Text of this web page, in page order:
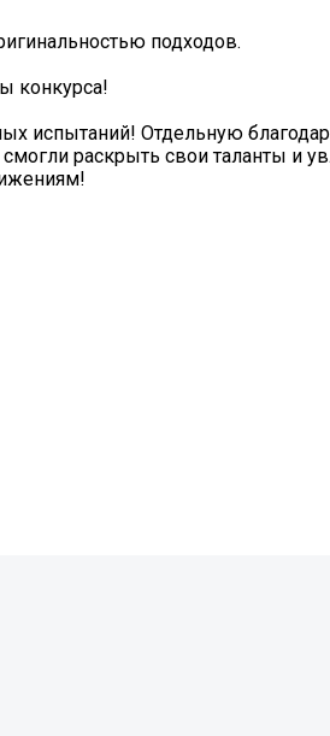
подходов.
конкурса!
испытаний! Отдельную
раскрыть свои таланты и